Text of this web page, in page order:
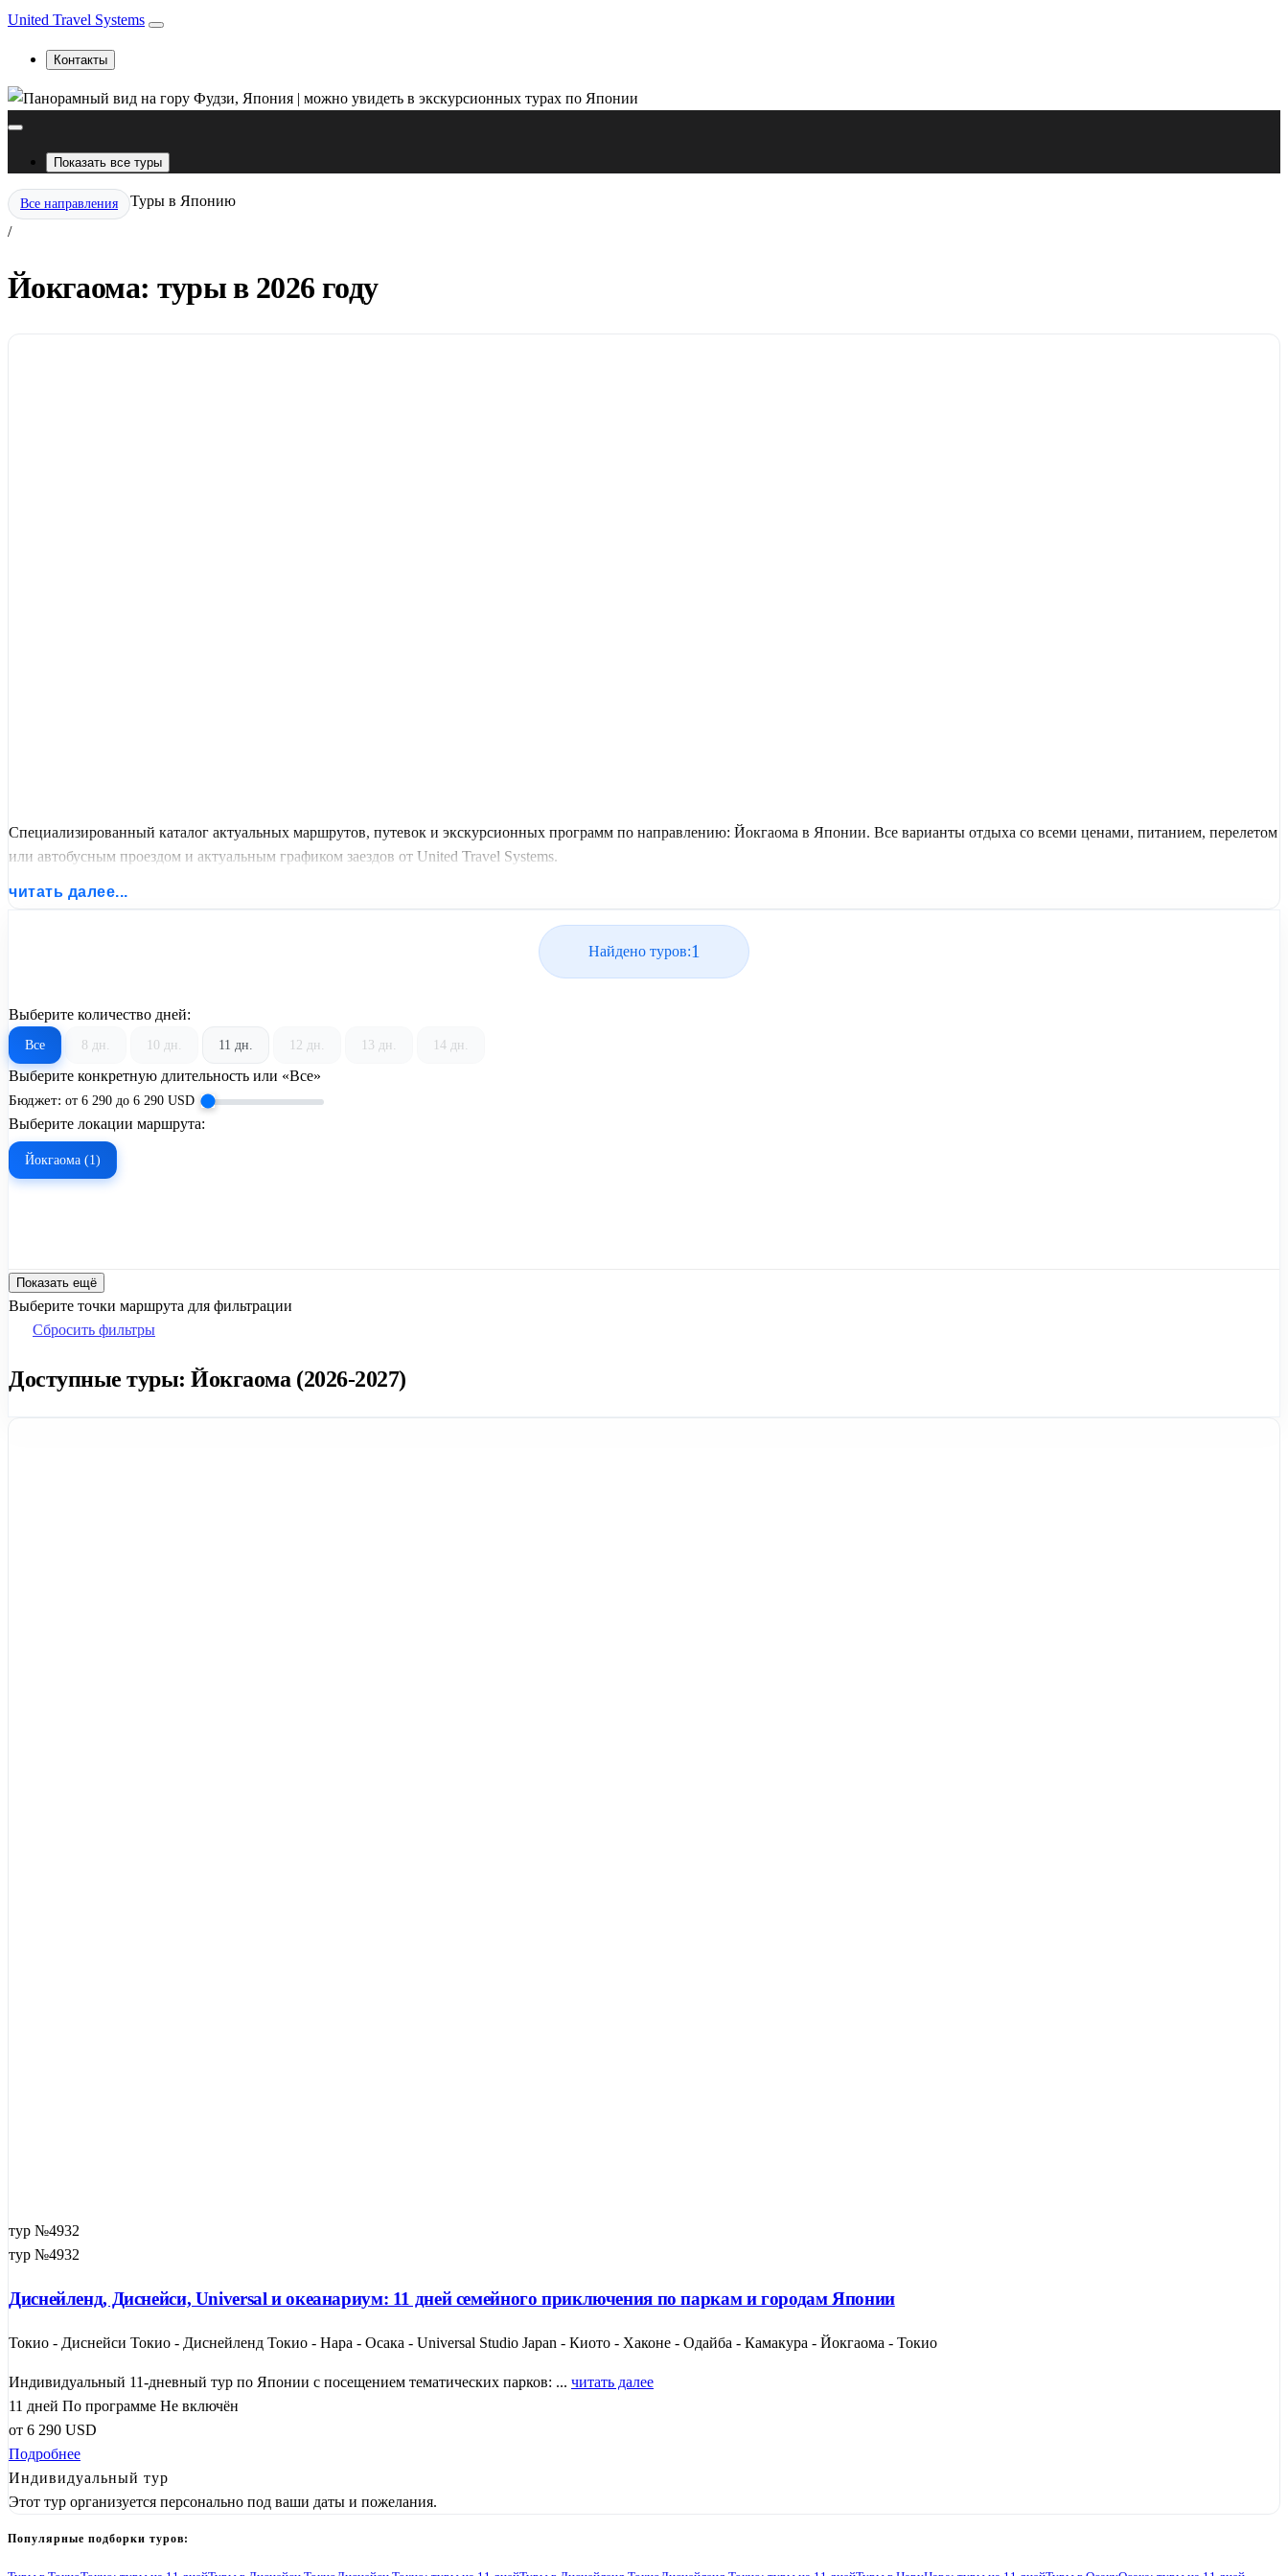
United Travel Systems
Контакты
Показать все туры
Все направления
/
Туры в Японию
Йокгаома: туры в 2026 году
Специализированный каталог актуальных маршрутов, путевок и экскурсионных программ по направлению: Йокгаома в Японии. Все варианты отдыха со всеми ценами, питанием, перелетом
или автобусным проездом и актуальным графиком заездов от United Travel Systems.
читать далее...
Найдено туров:1
Выберите количество дней:
Все 8 дн. 10 дн. 11 дн. 12 дн. 13 дн. 14 дн.
Выберите конкретную длительность или «Все»
Бюджет: от 6 290 до 6 290 USD
Выберите локации маршрута:
Йокгаома (1)
Показать ещё
Выберите точки маршрута для фильтрации
Сбросить фильтры
Доступные туры: Йокгаома (2026-2027)
тур №4932
тур №4932
Диснейленд, Диснейси, Universal и океанариум: 11 дней семейного приключения по паркам и городам Японии
Токио - Диснейси Токио - Диснейленд Токио - Нара - Осака - Universal Studio Japan - Киото - Хаконе - Одайба - Камакура - Йокгаома - Токио
Индивидуальный 11-дневный тур по Японии с посещением тематических парков: ... читать далее
11 дней По программе Не включён
от 6 290 USD
Подробнее
Индивидуальный тур
Этот тур организуется персонально под ваши даты и пожелания.
Популярные подборки туров: